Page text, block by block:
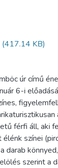
(417.14 KB)
úr című
6-i
férfi áll, aki
színei
darab
szerint a